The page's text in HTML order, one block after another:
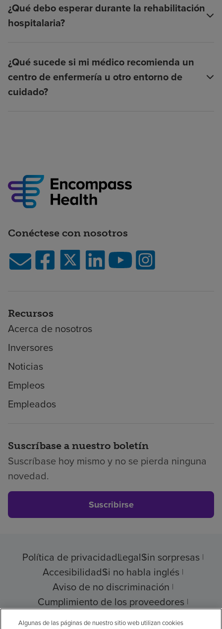
¿Qué debo esperar durante la rehabilitación
hospitalaria?
¿Qué sucede si mi médico recomienda un
centro de enfermería u otro entorno de
cuidado?
Conéctese con nosotros
Recursos
Acerca de nosotros
Inversores
Noticias
Empleos
Empleados
Suscríbase a nuestro boletín
Suscríbase hoy mismo y no se pierda ninguna
novedad.
Suscribirse
Política de privacidadLegalSin sorpresas
AccesibilidadSi no habla inglés
Aviso de no discriminación
Cumplimiento de los proveedores
Transparencia de precios
Algunas de las páginas de nuestro sitio web utilizan cookies